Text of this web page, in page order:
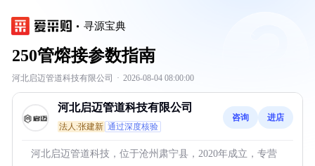
寻源宝典
250管熔接参数指南
河北启迈管道科技有限公司 · 2026-08-04 08:00:00
河北启迈管道科技有限公司
法人:张建新 通过深度核验
咨询 进店
河北启迈管道科技，位于沧州肃宁县，2020年成立，专营